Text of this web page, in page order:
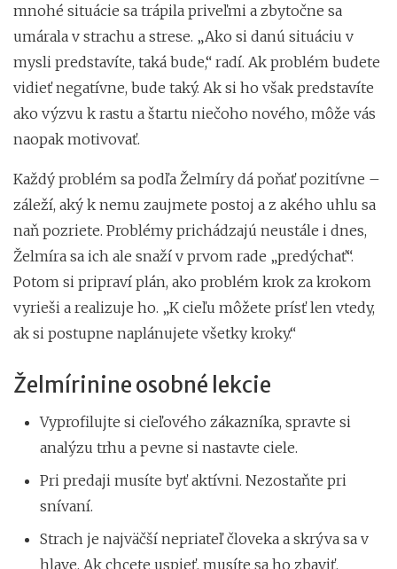
mnohé situácie sa trápila priveľmi a zbytočne sa
umárala v strachu a strese. „Ako si danú situáciu v
mysli predstavíte, taká bude,“ radí. Ak problém budete
vidieť negatívne, bude taký. Ak si ho však predstavíte
ako výzvu k rastu a štartu niečoho nového, môže vás
naopak motivovať.
Každý problém sa podľa Želmíry dá poňať pozitívne –
záleží, aký k nemu zaujmete postoj a z akého uhlu sa
naň pozriete. Problémy prichádzajú neustále i dnes,
Želmíra sa ich ale snaží v prvom rade „predýchať“.
Potom si pripraví plán, ako problém krok za krokom
vyrieši a realizuje ho. „K cieľu môžete prísť len vtedy,
ak si postupne naplánujete všetky kroky.“
Želmírinine osobné lekcie
Vyprofilujte si cieľového zákazníka, spravte si
analýzu trhu a pevne si nastavte ciele.
Pri predaji musíte byť aktívni. Nezostaňte pri
snívaní.
Strach je najväčší nepriateľ človeka a skrýva sa v
hlave. Ak chcete uspieť, musíte sa ho zbaviť.